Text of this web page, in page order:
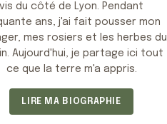
vis du côté de Lyon. Pendant
ans, j'ai fait pousser mon
mes rosiers et les herbes du
Aujourd'hui, je partage ici tout
ce que la terre m'a appris.
LIRE MA BIOGRAPHIE